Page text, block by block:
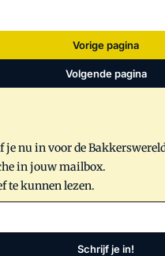
Vorige pagina
Volgende pagina
nu in voor de
in jouw mailbox.
te kunnen lezen.
Schrijf je in!